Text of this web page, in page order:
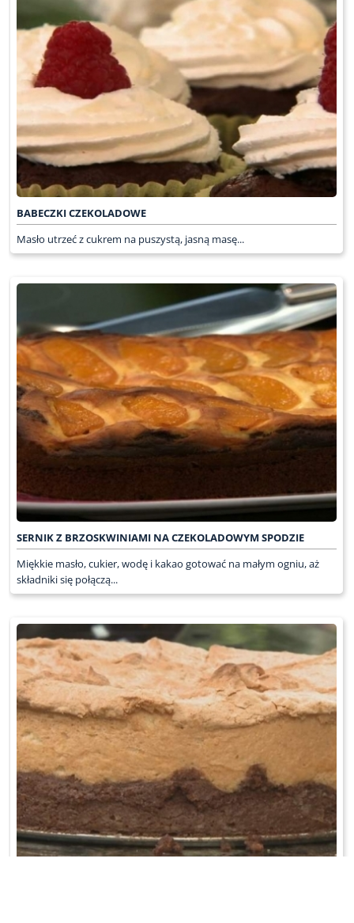
BABECZKI CZEKOLADOWE
Masło utrzeć z cukrem na puszystą, jasną masę...
SERNIK Z BRZOSKWINIAMI NA CZEKOLADOWYM SPODZIE
Miękkie masło, cukier, wodę i kakao gotować na małym ogniu, aż
składniki się połączą...